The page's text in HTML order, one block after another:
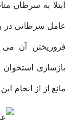
ابتلا به سرطان
عامل سرطانی در
فروریختن آن می
بازسازی
مانع از از انجام